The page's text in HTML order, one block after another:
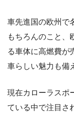
車先進国の欧州で
もちろんのこと、
る車体に高燃費が
車らしい魅力も備
現在カローラスポ
ている中で注目さ